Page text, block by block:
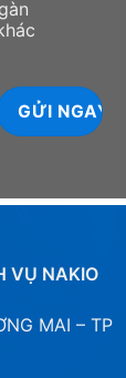
VỤ NAKIO
MAI – TP